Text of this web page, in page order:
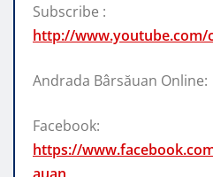
Subscribe :
http://www.youtube.com/
Andrada Bârsăuan Online:
Facebook:
https://
auan